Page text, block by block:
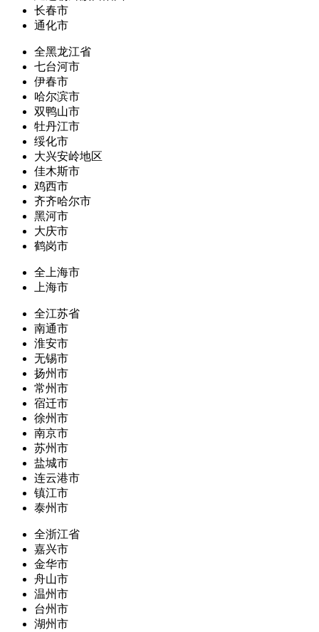
长春市
通化市
全黑龙江省
七台河市
伊春市
哈尔滨市
双鸭山市
牡丹江市
绥化市
大兴安岭地区
佳木斯市
鸡西市
齐齐哈尔市
黑河市
大庆市
鹤岗市
全上海市
上海市
全江苏省
南通市
淮安市
无锡市
扬州市
常州市
宿迁市
徐州市
南京市
苏州市
盐城市
连云港市
镇江市
泰州市
全浙江省
嘉兴市
金华市
舟山市
温州市
台州市
湖州市